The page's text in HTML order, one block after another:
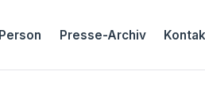
Presse-Archiv